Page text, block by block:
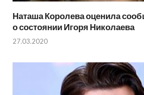
Наташа Королева оценила
о состоянии Игоря Николаева
27.03.2020